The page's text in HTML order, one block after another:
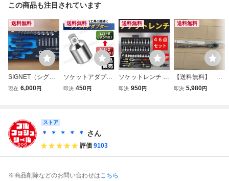
この商品も注目されています
送料無料
SIGNET（シグネ
ット）3/8（9.5ｍ
ーケン TONE
現在 6,000円
送料無料
ソケットアダプタ
ー ソケットレンチ
イク メンテナンス
工具
即決 450円
送料無料
ソケットレンチ 工
具セット ラチェッ
即決 950円
送料無料
【送料無料】 KT
C フレックスロン
即決 5,980円
ストア
＊ ＊ ＊ ＊ ＊ さん
評価 9103
※商品削除などのお問い合わせはこちら